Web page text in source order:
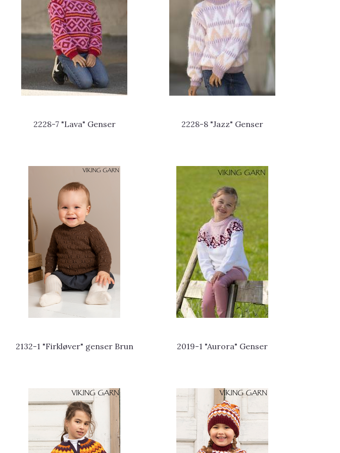
2228-7 "Lava" Genser 2228-8 "Jazz" Genser
2132-1 "Firkløver" genser Brun 2019-1 "Aurora" Genser